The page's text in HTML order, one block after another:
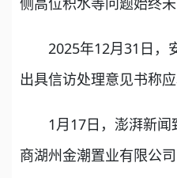
2025年12月31日，
出具信访处理意见书称
1月17日，澎湃新闻
商湖州金潮置业有限公